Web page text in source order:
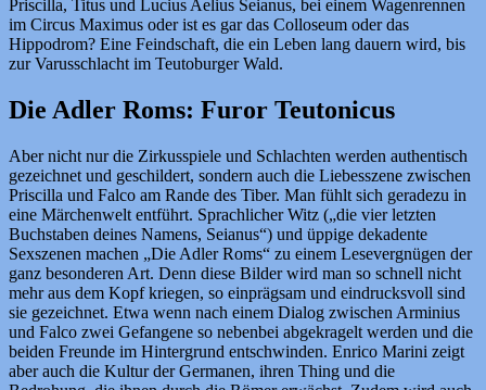
Priscilla, Titus und Lucius Aelius Seianus, bei einem Wagenrennen
im Circus Maximus oder ist es gar das Colloseum oder das
Hippodrom? Eine Feindschaft, die ein Leben lang dauern wird, bis
zur Varusschlacht im Teutoburger Wald.
Die Adler Roms: Furor Teutonicus
Aber nicht nur die Zirkusspiele und Schlachten werden authentisch
gezeichnet und geschildert, sondern auch die Liebesszene zwischen
Priscilla und Falco am Rande des Tiber. Man fühlt sich geradezu in
eine Märchenwelt entführt. Sprachlicher Witz („die vier letzten
Buchstaben deines Namens, Seianus“) und üppige dekadente
Sexszenen machen „Die Adler Roms“ zu einem Lesevergnügen der
ganz besonderen Art. Denn diese Bilder wird man so schnell nicht
mehr aus dem Kopf kriegen, so einprägsam und eindrucksvoll sind
sie gezeichnet. Etwa wenn nach einem Dialog zwischen Arminius
und Falco zwei Gefangene so nebenbei abgekragelt werden und die
beiden Freunde im Hintergrund entschwinden. Enrico Marini zeigt
aber auch die Kultur der Germanen, ihren Thing und die